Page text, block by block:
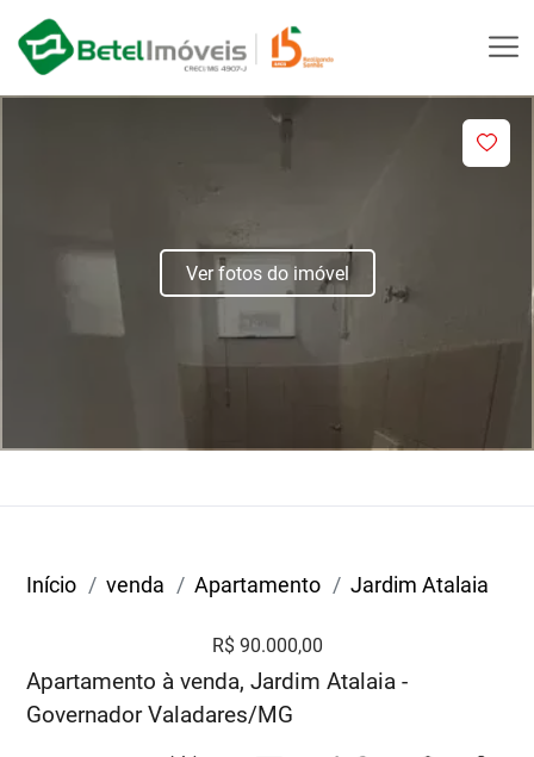
Ver fotos do imóvel
Início venda Apartamento Jardim Atalaia
R$ 90.000,00
Apartamento à venda, Jardim Atalaia -
Governador Valadares/MG